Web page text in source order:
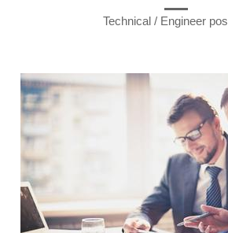
Technical / Engineer